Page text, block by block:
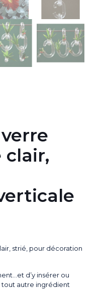
clair,
strié, pour décoration
d’y insérer ou
tout autre ingrédient